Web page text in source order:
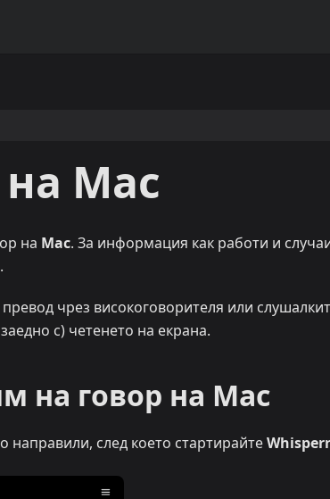
Mac
на Mac. За информация как работи и
.
чрез високоговорителя или
с) четенето на екрана.
на говор на Mac
направили, след което стартирайтеWhisperr